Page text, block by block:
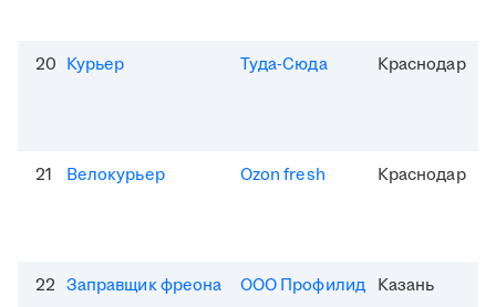
20 Курьер Туда-Сюда Краснодар
21 Велокурьер Ozon fresh Краснодар
22 Заправщик фреона ООО Профилид Казань